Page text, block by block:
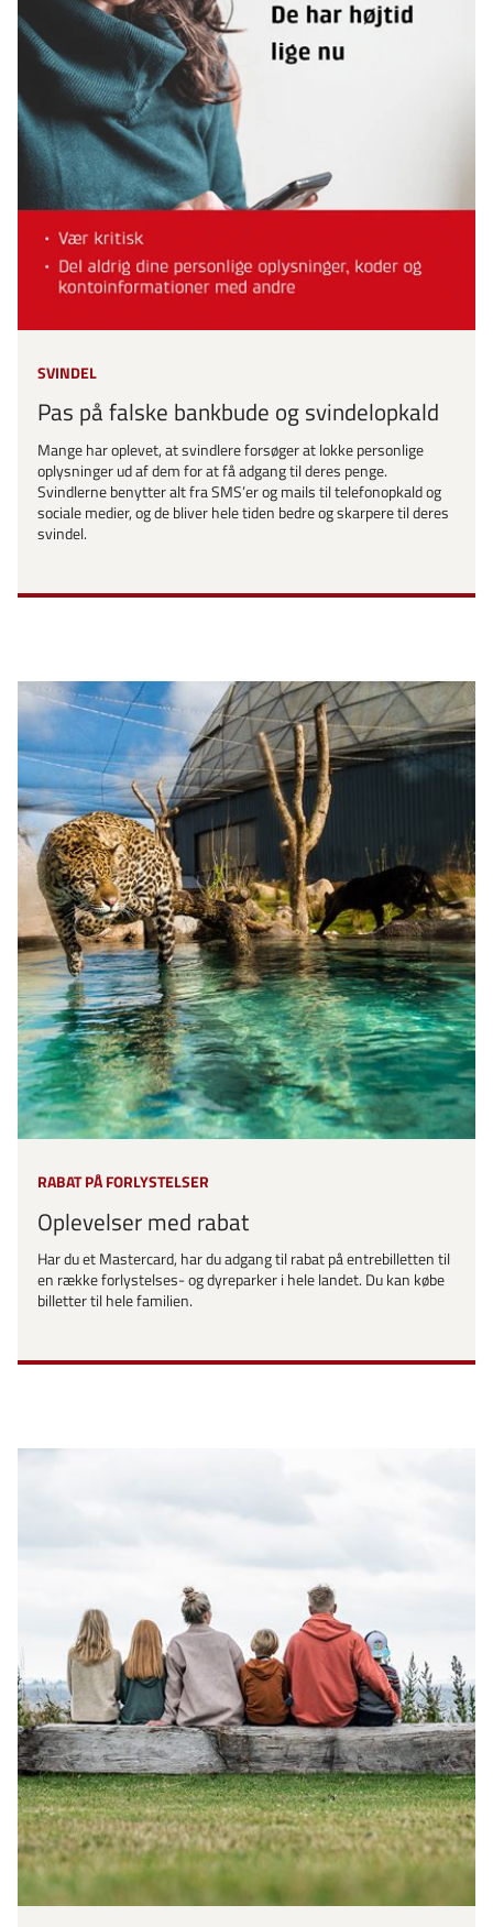
SVINDEL
Pas på falske bankbude og svindelopkald
Mange har oplevet, at svindlere forsøger at lokke personlige
oplysninger ud af dem for at få adgang til deres penge.
Svindlerne benytter alt fra SMS’er og mails til telefonopkald og
sociale medier, og de bliver hele tiden bedre og skarpere til deres
svindel.
RABAT PÅ FORLYSTELSER
Oplevelser med rabat
Har du et Mastercard, har du adgang til rabat på entrebilletten til
en række forlystelses- og dyreparker i hele landet. Du kan købe
billetter til hele familien.